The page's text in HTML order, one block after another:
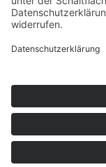
Suche
Hier können Sie
Search for: